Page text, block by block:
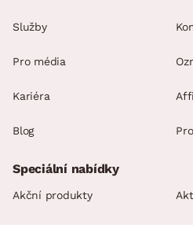
Služby
Pro média
Kariéra
Blog
Speciální nabídky
Akční produkty